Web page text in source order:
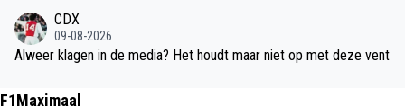
CDX
09-08-2026
Alweer klagen in de media? Het houdt maar niet op met deze vent
F1Maximaal